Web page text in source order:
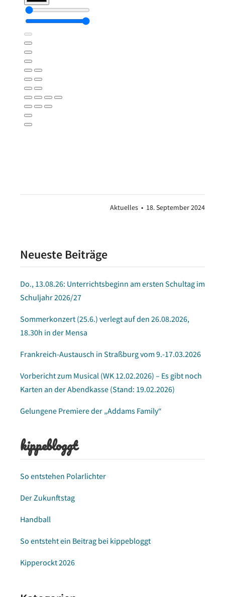
Aktuelles • 18. September 202418.
Neueste Beiträge
Do., 13.08.26: Unterrichtsbeginn am ersten Schultag im
Schuljahr 2026/27
Sommerkonzert (25.6.) verlegt auf den 26.08.2026,
18.30h in der Mensa
Frankreich-Austausch in Straßburg vom 9.-17.03.2026
Vorbericht zum Musical (WK 12.02.2026) – Es gibt noch
Karten an der Abendkasse (Stand: 19.02.2026)
Gelungene Premiere der „Addams Family“
kippebloggt
So entstehen Polarlichter
Der Zukunftstag
Handball
So entsteht ein Beitrag bei kippebloggt
Kipperockt 2026